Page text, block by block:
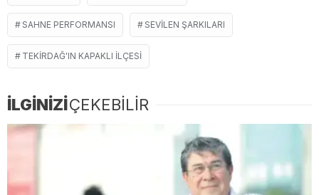
SAHNE PERFORMANSI SEVILEN ŞARKILARI
TEKIRDAĞ'IN KAPAKLI ILÇESI
İLGİNİZİÇEKEBİLİR